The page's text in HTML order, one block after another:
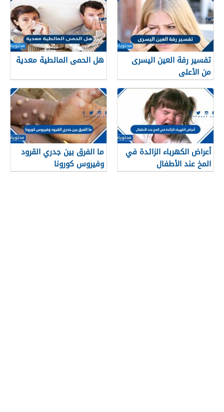
تفسير رفة العين اليسرى
من الأعلى
هل الحمى المالطية معدية
أعراض الكهرباء الزائدة في
المخ عند الأطفال
ما الفرق بين جدري القرود
وفيروس كورونا